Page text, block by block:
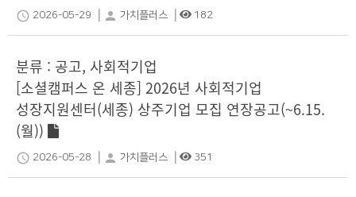
schedule 2026-05-29 | person 가치플러스 | 182
분류 : 공고, 사회적기업
[소셜캠퍼스 온 세종] 2026년 사회적기업
성장지원센터(세종) 상주기업 모집 연장공고(~6.15.
(월))
schedule 2026-05-28 | person 가치플러스 | 351